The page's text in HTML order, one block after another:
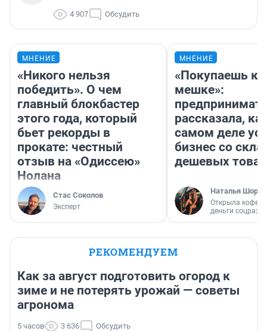
4 907 Обсудить
МНЕНИЕ
«Никого нельзя
победить». О чем
главный блокбастер
этого года, который
бьет рекорды в
прокате: честный
отзыв на «Одиссею»
Нолана
Стас Соколов
Эксперт
МНЕНИЕ
«Покупаешь
мешке»:
рассказала,
самом деле
бизнес со
дешевых
Наталья
Открыла
деньги
РЕКОМЕНДУЕМ
Как за август подготовить огород к
зиме и не потерять урожай — советы
агронома
5 часов 3 636 Обсудить